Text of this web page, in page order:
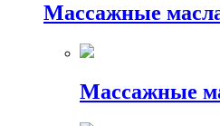
Массажные
Массажные